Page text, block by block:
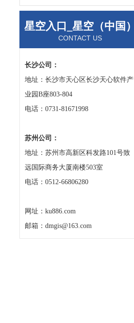
星空入口_星空（中国）
CONTACT US
长沙公司：
地址：长沙市天心区长沙天心软件产
业园B座803-804
电话：0731-81671998
苏州公司：
地址：苏州市高新区科发路101号致
远国际商务大厦南楼503室
电话：0512-66806280
网址：ku886.com
邮箱：dmgis@163.com